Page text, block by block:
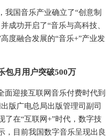
我国音乐产业确立了“创意制
成功开启了“音乐与高科技、
度融合发展的“音乐+”产业发
包月用户突破500万
迎接互联网音乐付费时代到
版广电总局出版管理司副司
了在“互联网+”时代，数字技
，目前我国数字音乐呈现出良